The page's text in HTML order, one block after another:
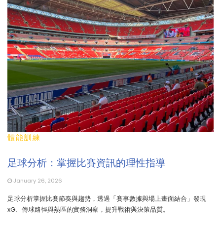
體能訓練
足球分析：掌握比賽資訊的理性指導
January 26, 2026
足球分析掌握比賽節奏與趨勢，透過「賽事數據與場上畫面結合」發現
xG、傳球路徑與熱區的實務洞察，提升戰術與決策品質。